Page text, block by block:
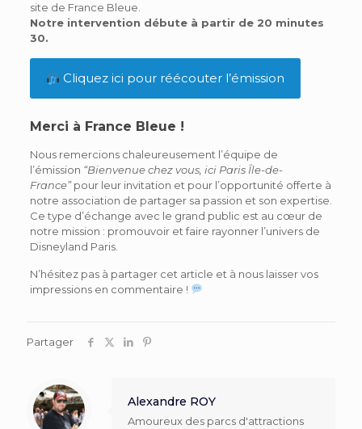
site de France Bleue.
Notre intervention débute à partir de 20 minutes
30.
Cliquez ici pour réécouter l’émission
Merci à France Bleue !
Nous remercions chaleureusement l’équipe de
l’émission “Bienvenue chez vous, ici Paris Île-de-
France”pour leur invitation et pour l’opportunité offerte à
notre association de partager sa passion et son expertise.
Ce type d’échange avec le grand public est au cœur de
notre mission : promouvoir et faire rayonner l’univers de
Disneyland Paris.
N’hésitez pas à partager cet article et à nous laisser vos
impressions en commentaire !
Partager
Alexandre ROY
Amoureux des parcs d'attractions